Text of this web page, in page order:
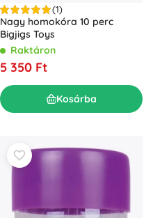
(1)
Nagy homokóra 10 perc
Bigjigs Toys
Raktáron
5 350 Ft
Kosárba